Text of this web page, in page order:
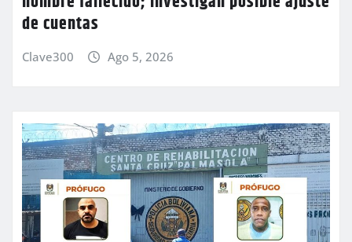
de cuentas
Clave300 Ago 5, 2026